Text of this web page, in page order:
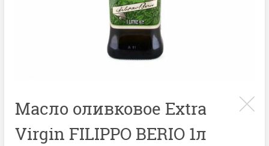
Масло оливковое Extra
Virgin FILIPPO BERIO 1л